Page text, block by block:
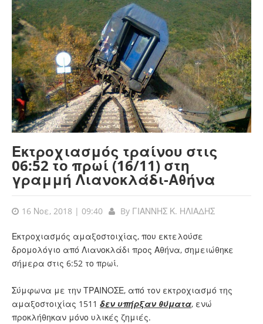
Εκτροχιασμός τραίνου στις
06:52 το πρωί (16/11) στη
γραμμή Λιανοκλάδι-Αθήνα
16 Νοε, 2018 | 09:40 By ΓΙΑΝΝΗΣ Κ. ΗΛΙΑΔΗΣ
Εκτροχιασμός αμαξοστοιχίας, που εκτελούσε
δρομολόγιο από Λιανοκλάδι προς Αθήνα, σημειώθηκε
σήμερα στις 6:52 το πρωί.
Σύμφωνα με την ΤΡΑΙΝΟΣΕ, από τον εκτροχιασμό της
αμαξοστοιχίας 1511 δεν υπήρξαν θύματα, ενώ
προκλήθηκαν μόνο υλικές ζημιές.